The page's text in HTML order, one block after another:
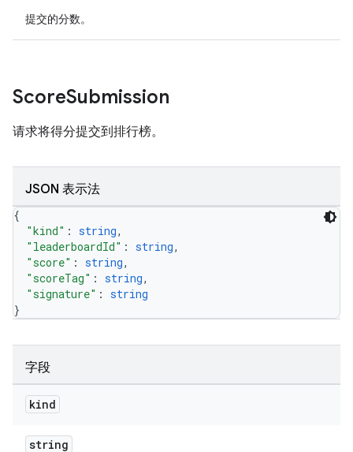
提交的分数。
ScoreSubmission
请求将得分提交到排行榜。
JSON 表示法
{
"kind" : string,
"leaderboardId" : string,
"score" : string,
"scoreTag" : string,
"signature" : string
}
字段
kind
string